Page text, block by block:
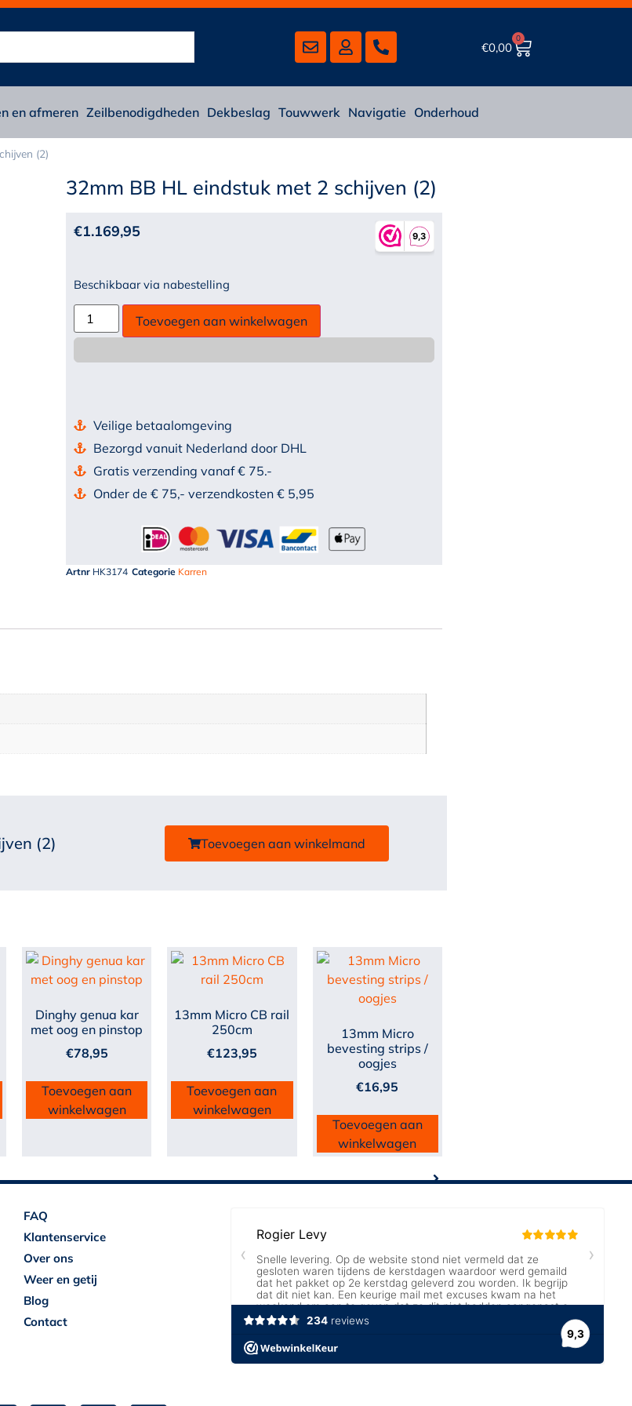
€0,00
0
en afmeren Zeilbenodigdheden Dekbeslag Touwwerk Navigatie Onderhoud
(2)
32mm BB HL eindstuk met 2 schijven (2)
€1.169,95
Beschikbaar via nabestelling
Toevoegen aan winkelwagen
Veilige betaalomgeving
Bezorgd vanuit Nederland door DHL
Gratis verzending vanaf € 75.-
Onder de € 75,- verzendkosten € 5,95
Artnr HK3174 Categorie Karren
(2) Toevoegen aan winkelmand
Dinghy genua kar
met oog en pinstop
€78,95
Toevoegen aan
winkelwagen
13mm Micro CB rail
250cm
€123,95
Toevoegen aan
winkelwagen
13mm Micro
bevesting strips /
oogjes
€16,95
Toevoegen aan
winkelwagen
FAQ
Klantenservice
Over ons
Weer en getij
Blog
Contact